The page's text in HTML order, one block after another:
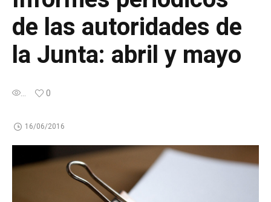
de las autoridades de
la Junta: abril y mayo
... 0
16/06/2016